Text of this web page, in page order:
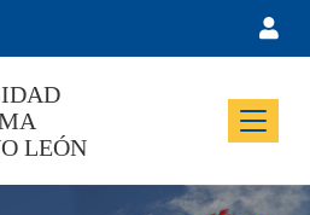
Menu
LEÓN